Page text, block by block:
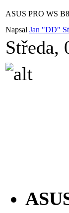
ASUS PRO WS
Napsal Jan "DD"
Středa,